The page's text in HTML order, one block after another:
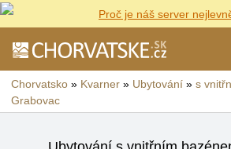
Proč je náš server
Chorvatsko » Kvarner » Ubytování » s
Grabovac